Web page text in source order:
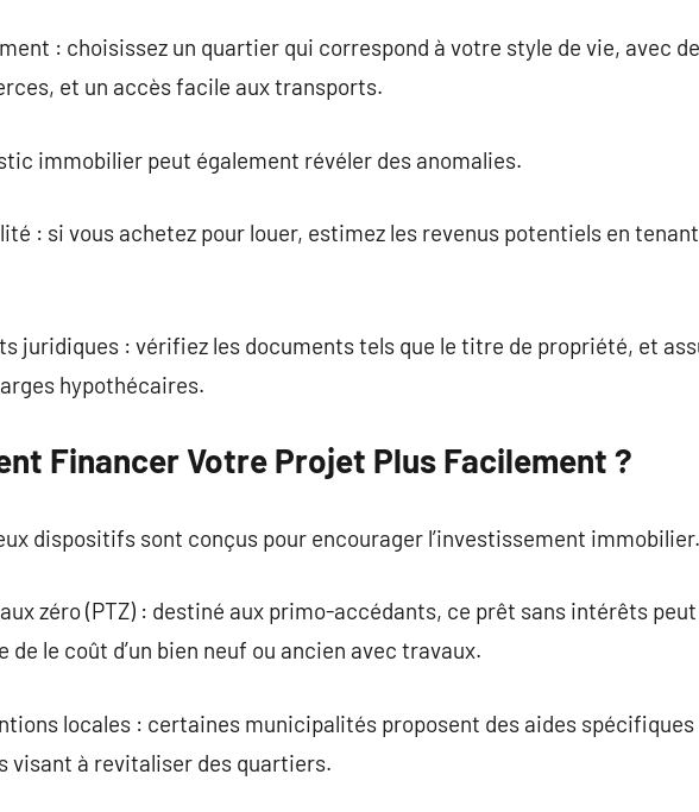
: choisissez un quartier qui correspond à votre style de vie, avec
et un accès facile aux transports.
immobilier peut également révéler des anomalies.
: si vous achetez pour louer, estimez les revenus potentiels en
juridiques : vérifiez les documents tels que le titre de propriété, et
hypothécaires.
Financer Votre Projet Plus Facilement ?
dispositifs sont conçus pour encourager l’investissement immobilier.
zéro (PTZ) : destiné aux primo-accédants, ce prêt sans intérêts
de le coût d’un bien neuf ou ancien avec travaux.
locales : certaines municipalités proposent des aides
visant à revitaliser des quartiers.